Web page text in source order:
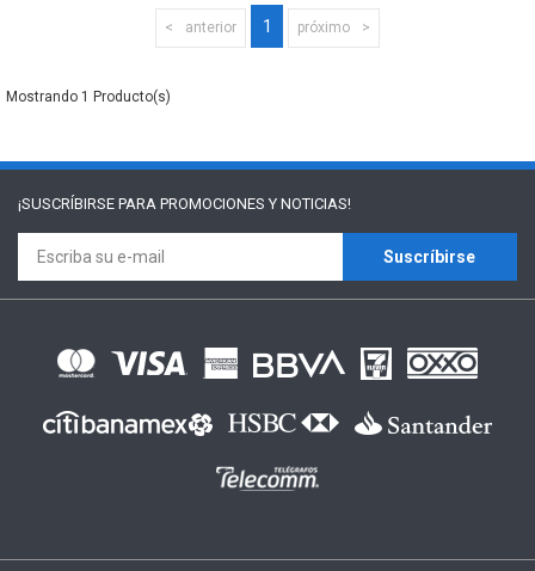
anterior 1 próximo
1
¡SUSCRÍBIRSE PARA PROMOCIONES Y NOTICIAS!
Suscríbirse